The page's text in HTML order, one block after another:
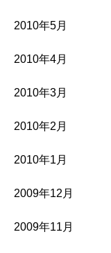
2010年5月
2010年4月
2010年3月
2010年2月
2010年1月
2009年12月
2009年11月